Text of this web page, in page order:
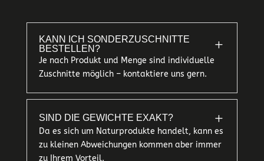
KANN ICH SONDERZUSCHNITTE
BESTELLEN?
L
Je nach Produkt und Menge sind individuelle
Zuschnitte möglich – kontaktiere uns gern.
SIND DIE GEWICHTE EXAKT? L
Da es sich um Naturprodukte handelt, kann es
zu kleinen Abweichungen kommen aber immer
zu Ihrem Vorteil.